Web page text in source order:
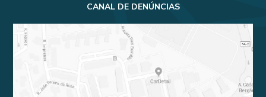
CANAL DE DENÚNCIAS